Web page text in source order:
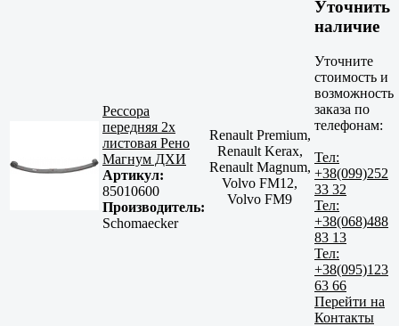
Рессора
передняя 2х
листовая Рено
Магнум ДХИ
Артикул:
85010600
Производитель:
Schomaecker
Renault Premium,
Renault Kerax,
Renault Magnum,
Volvo FM12,
Volvo FM9
Уточнить
наличие
Уточните
стоимость и
возможность
заказа по
телефонам:
Тел:
+38(099)252
33 32
Тел:
+38(068)488
83 13
Тел:
+38(095)123
63 66
Перейти на
Контакты